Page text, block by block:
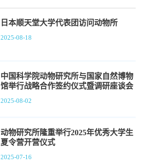
日本顺天堂大学代表团访问动物所
2025-08-18
中国科学院动物研究所与国家自然博物
馆举行战略合作签约仪式暨调研座谈会
2025-08-02
动物研究所隆重举行2025年优秀大学生
夏令营开营仪式
2025-07-16